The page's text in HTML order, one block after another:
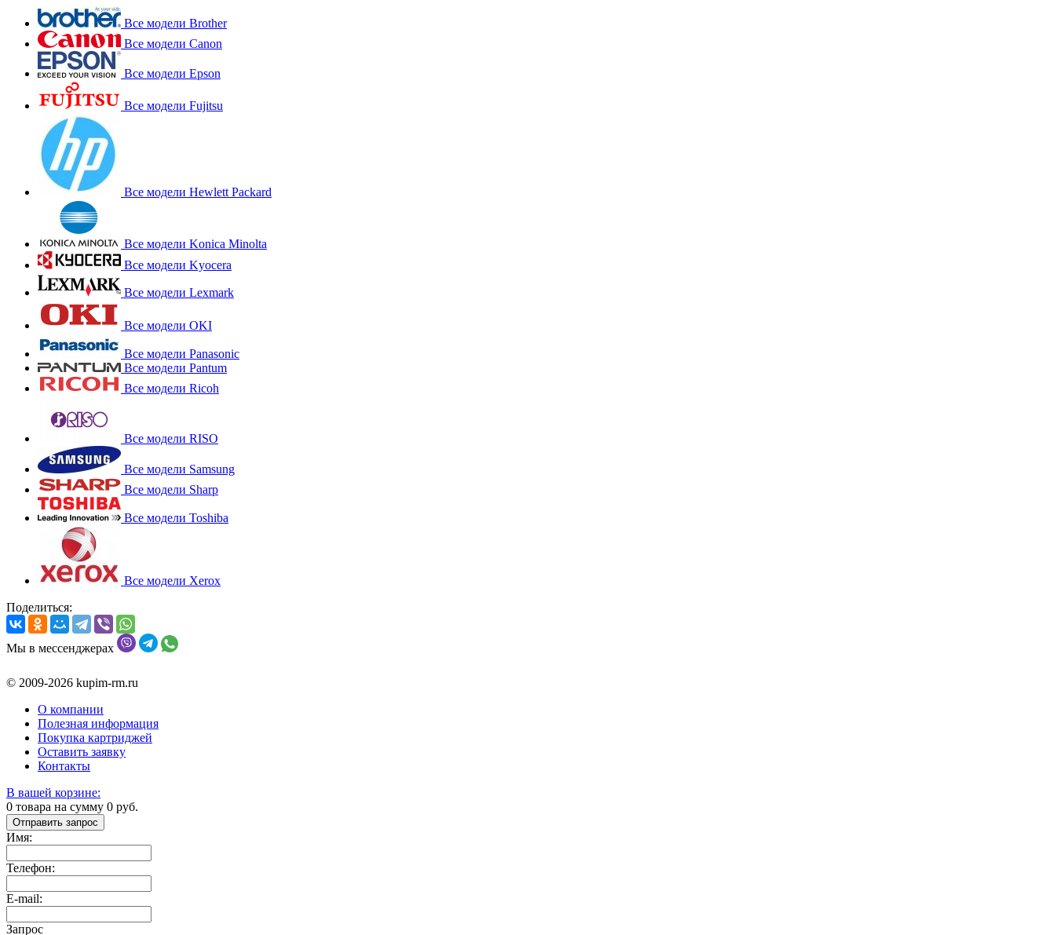
Все модели Brother
Все модели Canon
Все модели Epson
Все модели Fujitsu
Все модели Hewlett Packard
Все модели Konica Minolta
Все модели Kyocera
Все модели Lexmark
Все модели OKI
Все модели Panasonic
Все модели Pantum
Все модели Ricoh
Все модели RISO
Все модели Samsung
Все модели Sharp
Все модели Toshiba
Все модели Xerox
Поделиться:
Мы в мессенджерах
© 2009-2026 kupim-rm.ru
О компании
Полезная информация
Покупка картриджей
Оставить заявку
Контакты
В вашей корзине:
0 товара на сумму 0 руб.
Отправить запрос
Имя:
Телефон:
E-mail:
Запрос